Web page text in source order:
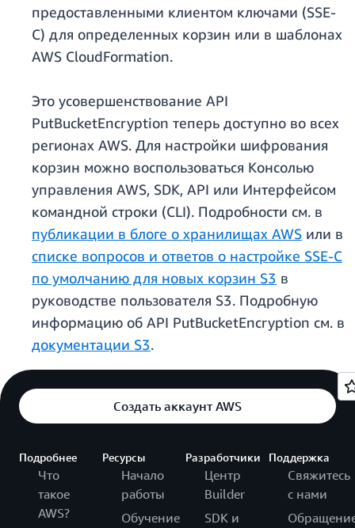
предоставленными клиентом ключами (SSE-
C) для определенных корзин или в шаблонах
AWS CloudFormation.
Это усовершенствование API
PutBucketEncryption теперь доступно во всех
регионах AWS. Для настройки шифрования
корзин можно воспользоваться Консолью
управления AWS, SDK, API или Интерфейсом
командной строки (CLI). Подробности см. в
публикации в блоге о хранилищах AWS или в
списке вопросов и ответов о настройке SSE-C
по умолчанию для новых корзин S3 в
руководстве пользователя S3. Подробную
информацию об API PutBucketEncryption см. в
документации S3.
Создать аккаунт AWS
Подробнее
Что
такое
AWS?
Ресурсы
Начало
работы
Обучение
Разработчики
Центр
Builder
SDK и
Поддержка
Свяжитесь
с нами